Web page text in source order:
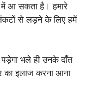
में आ सकता है। हमारे
से लड़ने के लिए हमें
भले ही उनके दाँत
का इलाज करना आना